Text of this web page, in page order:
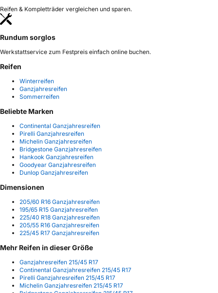
Reifen & Kompletträder vergleichen und sparen.
Rundum sorglos
Werkstattservice zum Festpreis einfach online buchen.
Reifen
Winterreifen
Ganzjahresreifen
Sommerreifen
Beliebte Marken
Continental Ganzjahresreifen
Pirelli Ganzjahresreifen
Michelin Ganzjahresreifen
Bridgestone Ganzjahresreifen
Hankook Ganzjahresreifen
Goodyear Ganzjahresreifen
Dunlop Ganzjahresreifen
Dimensionen
205/60 R16 Ganzjahresreifen
195/65 R15 Ganzjahresreifen
225/40 R18 Ganzjahresreifen
205/55 R16 Ganzjahresreifen
225/45 R17 Ganzjahresreifen
Mehr Reifen in dieser Größe
Ganzjahresreifen 215/45 R17
Continental Ganzjahresreifen 215/45 R17
Pirelli Ganzjahresreifen 215/45 R17
Michelin Ganzjahresreifen 215/45 R17